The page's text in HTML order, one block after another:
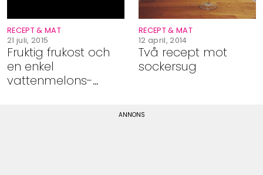
Fruktig frukost och
en enkel
vattenmelons-
RECEPT & MAT
21 juli, 2015
Två recept mot
sockersug
RECEPT & MAT
12 april, 2014